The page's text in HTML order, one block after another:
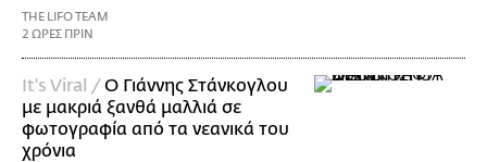
THE LIFO TEAM
2 ΩΡΕΣ ΠΡΙΝ
It's Viral /Ο Γιάννης Στάνκογλου
με μακριά ξανθά μαλλιά σε
φωτογραφία από τα νεανικά του
χρόνια